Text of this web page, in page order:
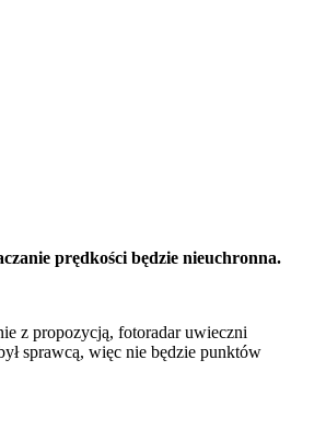
prędkości będzie nieuchronna.
z propozycją, fotoradar uwieczni
sprawcą, więc nie będzie punktów